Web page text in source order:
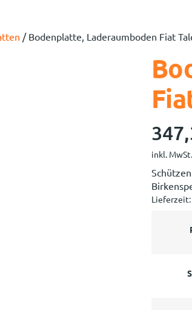
/ Bodenplatte, Laderaumboden Fiat
inkl. MwSt.
Lieferzeit: